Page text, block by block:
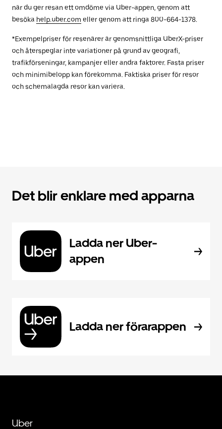
när du ger resan ett omdöme via Uber-appen, genom att
besöka help.uber.com eller genom att ringa 800-664-1378.
*Exempelpriser för resenärer är genomsnittliga UberX-priser
och återspeglar inte variationer på grund av geografi,
trafikförseningar, kampanjer eller andra faktorer. Fasta priser
och minimibelopp kan förekomma. Faktiska priser för resor
och schemalagda resor kan variera.
Det blir enklare med apparna
Ladda ner Uber-
appen
Ladda ner förarappen
Uber